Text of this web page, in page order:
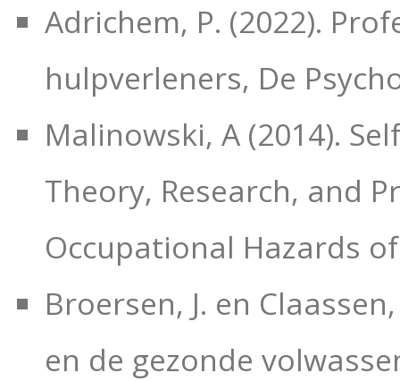
Adrichem, P. (2022).
hulpverleners, De
Malinowski, A (2014).
Theory, Research, and
Occupational Hazards
Broersen, J. en
en de gezonde